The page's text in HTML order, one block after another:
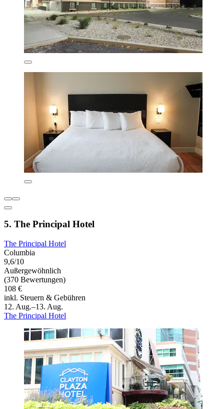
5. The Principal Hotel
The Principal Hotel
Columbia
9,6/10
Außergewöhnlich
(370 Bewertungen)
108 €
inkl. Steuern & Gebühren
12. Aug.–13. Aug.
The Principal Hotel